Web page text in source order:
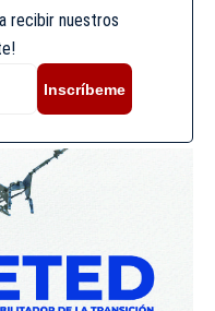
recibir nuestros
Inscríbeme